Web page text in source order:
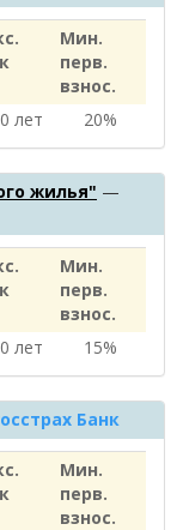
Мин.
перв.
взнос.
лет 20%
жилья" —
Мин.
перв.
взнос.
лет 15%
Банк
Мин.
перв.
взнос.